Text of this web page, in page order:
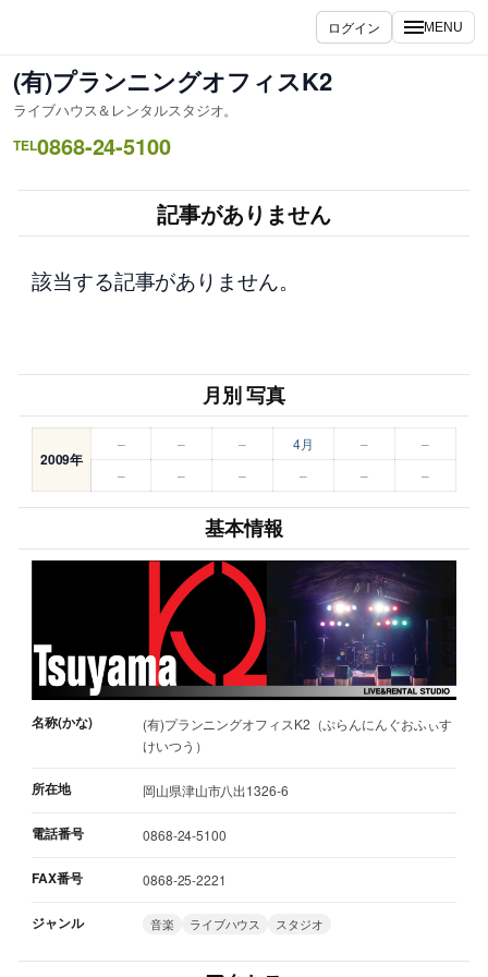
を
ス
キ
ッ
ログイン MENU
(有)プランニングオフィスK2
ライブハウス＆レンタルスタジオ。
TEL0868-24-5100
記事がありません
該当する記事がありません。
月別 写真
2009年
– – – 4月 –
–
–
– – – – –
基本情報
名称(かな)
(有)プランニングオフィスK2（ぷらんにんぐおふぃす
けいつう）
所在地 岡山県津山市八出1326-6
電話番号 0868-24-5100
FAX番号 0868-25-2221
ジャンル 音楽 ライブハウス スタジオ